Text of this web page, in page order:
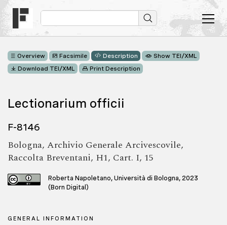
Overview Facsimile Description
Show TEI/XML
Download TEI/XML
Print Description
Lectionarium officii
F-8146
Bologna, Archivio Generale Arcivescovile,
Raccolta Breventani, H1, Cart. I, 15
Roberta Napoletano, Università di Bologna, 2023
(Born Digital)
GENERAL INFORMATION